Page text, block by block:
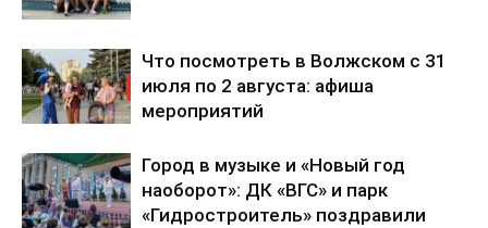
Что посмотреть в Волжском с 31
июля по 2 августа: афиша
мероприятий
Город в музыке и «Новый год
наоборот»: ДК «ВГС» и парк
«Гидростроитель» поздравили